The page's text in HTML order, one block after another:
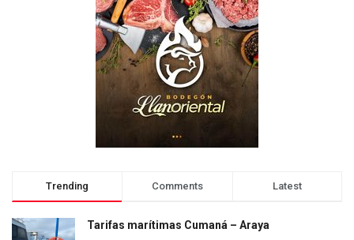
Trending Comments Latest
Tarifas marítimas Cumaná – Araya